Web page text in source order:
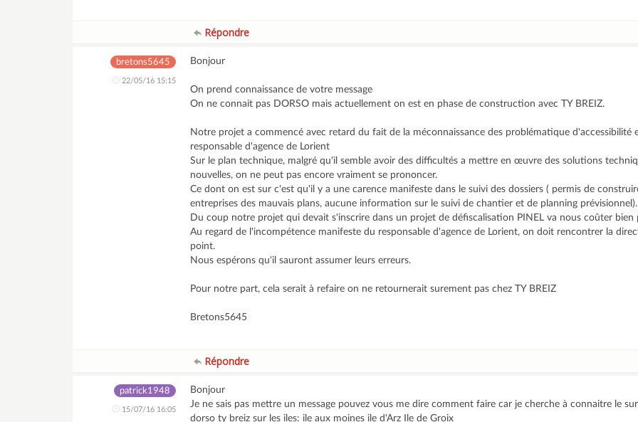
Répondre
bretons5645
22/05/16 15:15
Bonjour
On prend connaissance de votre message
On ne connait pas DORSO mais actuellement on est en phase de construction avec TY BREIZ.
Notre projet a commencé avec retard du fait de la méconnaissance des problématique d'accessibilité
responsable d'agence de Lorient
Sur le plan technique, malgré qu'il semble avoir des difficultés a mettre en œuvre des solutions
nouvelles, on ne peut pas encore vraiment se prononcer.
Ce dont on est sur c'est qu'il y a une carence manifeste dans le suivi des dossiers ( permis de
entreprises des mauvais plans, aucune information sur le suivi de chantier et de planning prévisionnel).
Du coup notre projet qui devait s'inscrire dans un projet de défiscalisation PINEL va nous coûter bien
Au regard de l'incompétence manifeste du responsable d'agence de Lorient, on doit rencontrer la
point.
Nous espérons qu'il sauront assumer leurs erreurs.
Pour notre part, cela serait à refaire on ne retournerait surement pas chez TY BREIZ
Bretons5645
Répondre
patrick1948
15/07/16 16:05
Bonjour
Je ne sais pas mettre un message pouvez vous me dire comment faire car je cherche à connaitre le
dorso ty breiz sur les iles: ile aux moines ile d'Arz Ile de Groix